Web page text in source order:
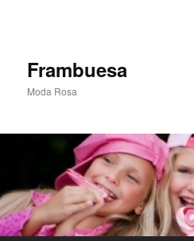
Frambuesa
Moda Rosa